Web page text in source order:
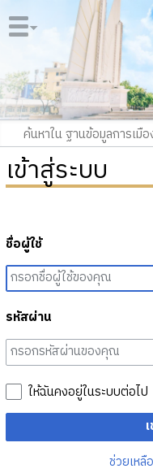
เข้าสู่ระบบ
ชื่อผู้ใช้
รหัสผ่าน
ให้ฉันคงอยู่ในระบบต่อไป
ช่วยเหลื